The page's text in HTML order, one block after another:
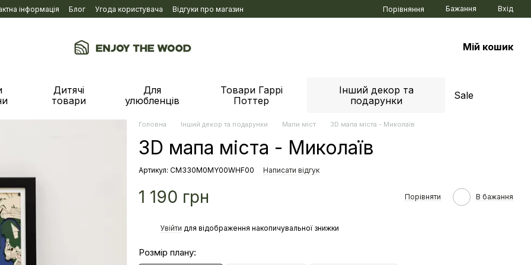
інформація Блог Угода користувача Відгуки про магазин Порівняння Бажання Вхід
Мій кошик
Дитячі
товари
Для
улюбленців
Товари Гаррі
Поттер
Інший декор та
подарунки
Sale
Головна Інший декор та подарунки Мапи міст 3D мапа міста - Миколаїв
3D мапа міста - Миколаїв
Артикул: CM330M0MY00WHF00 Написати відгук
1 190 грн Порівняти В бажання
Увійти для відображення накопичувальної знижки
Розмір плану: